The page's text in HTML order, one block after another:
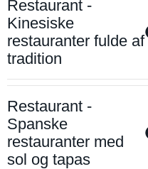
Restaurant -
Kinesiske
restauranter fulde af
tradition
Restaurant -
Spanske
restauranter med
sol og tapas